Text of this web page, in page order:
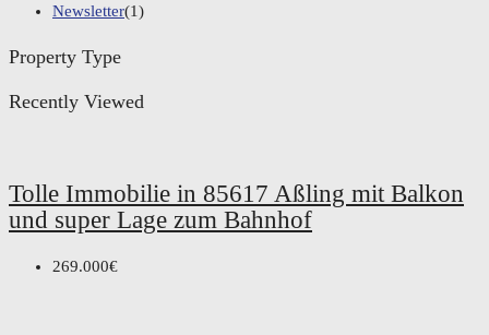
Newsletter(1)
Property Type
Recently Viewed
Tolle Immobilie in 85617 Aßling mit Balkon
und super Lage zum Bahnhof
269.000€